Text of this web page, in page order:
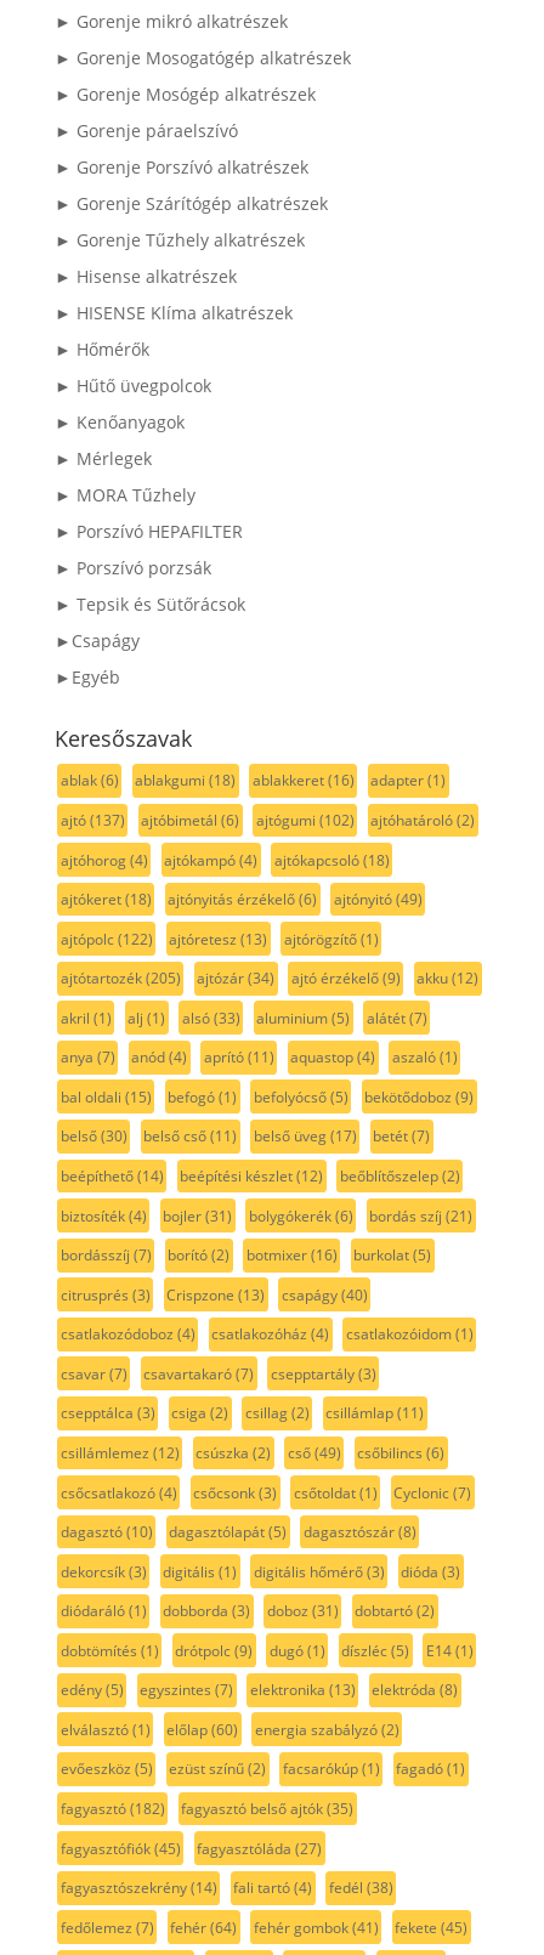
► Gorenje mikró alkatrészek
► Gorenje Mosogatógép alkatrészek
► Gorenje Mosógép alkatrészek
► Gorenje páraelszívó
► Gorenje Porszívó alkatrészek
► Gorenje Szárítógép alkatrészek
► Gorenje Tűzhely alkatrészek
► Hisense alkatrészek
► HISENSE Klíma alkatrészek
► Hőmérők
► Hűtő üvegpolcok
► Kenőanyagok
► Mérlegek
► MORA Tűzhely
► Porszívó HEPAFILTER
► Porszívó porzsák
► Tepsik és Sütőrácsok
►Csapágy
►Egyéb
Keresőszavak
ablak(6) ablakgumi (18) ablakkeret(16) adapter(1)
ajtó(137) ajtóbimetál (6) ajtógumi (102) ajtóhatároló(2)
ajtóhorog(4) ajtókampó(4) ajtókapcsoló(18)
ajtókeret(18) ajtónyitás érzékelő(6) ajtónyitó(49)
ajtópolc(122) ajtóretesz (13) ajtórögzítő(1)
ajtótartozék(205) ajtózár(34) ajtó érzékelő(9) akku(12)
akril (1) alj (1) alsó(33) aluminium(5) alátét(7)
anya (7) anód(4) aprító(11) aquastop(4) aszaló(1)
bal oldali (15) befogó(1) befolyócső(5) bekötődoboz (9)
belső(30) belső cső(11) belső üveg(17) betét(7)
beépíthető(14) beépítési készlet(12) beőblítőszelep(2)
biztosíték(4) bojler(31) bolygókerék(6) bordás szíj (21)
bordásszíj (7) borító(2) botmixer(16) burkolat(5)
citrusprés (3) Crispzone (13) csapágy(40)
csatlakozódoboz (4) csatlakozóház (4) csatlakozóidom(1)
csavar(7) csavartakaró(7) csepptartály(3)
csepptálca (3) csiga (2) csillag(2) csillámlap(11)
csillámlemez (12) csúszka (2) cső(49) csőbilincs (6)
csőcsatlakozó(4) csőcsonk(3) csőtoldat(1) Cyclonic(7)
dagasztó(10) dagasztólapát(5) dagasztószár(8)
dekorcsík(3) digitális (1) digitális hőmérő(3) dióda (3)
diódaráló(1) dobborda (3) doboz (31) dobtartó(2)
dobtömítés (1) drótpolc(9) dugó(1) díszléc(5) E14(1)
edény(5) egyszintes (7) elektronika (13) elektróda (8)
elválasztó(1) előlap(60) energia szabályzó(2)
evőeszköz (5) ezüst színű(2) facsarókúp(1) fagadó(1)
fagyasztó(182) fagyasztó belső ajtók(35)
fagyasztófiók(45) fagyasztóláda (27)
fagyasztószekrény(14) fali tartó(4) fedél (38)
fedőlemez (7) fehér(64) fehér gombok(41) fekete (45)